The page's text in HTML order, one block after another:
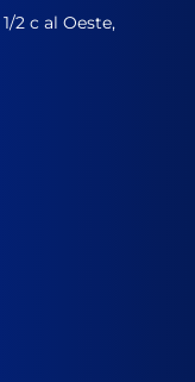
2 c al Oeste,